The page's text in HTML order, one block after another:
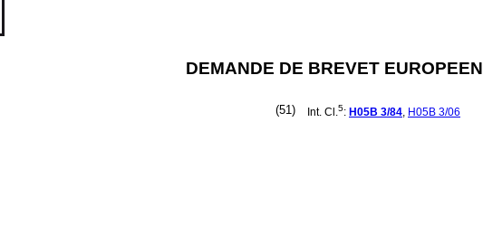
DEMANDE DE BREVET EUROPEEN
(51) Int. Cl.5: H05B 3/84, H05B 3/06